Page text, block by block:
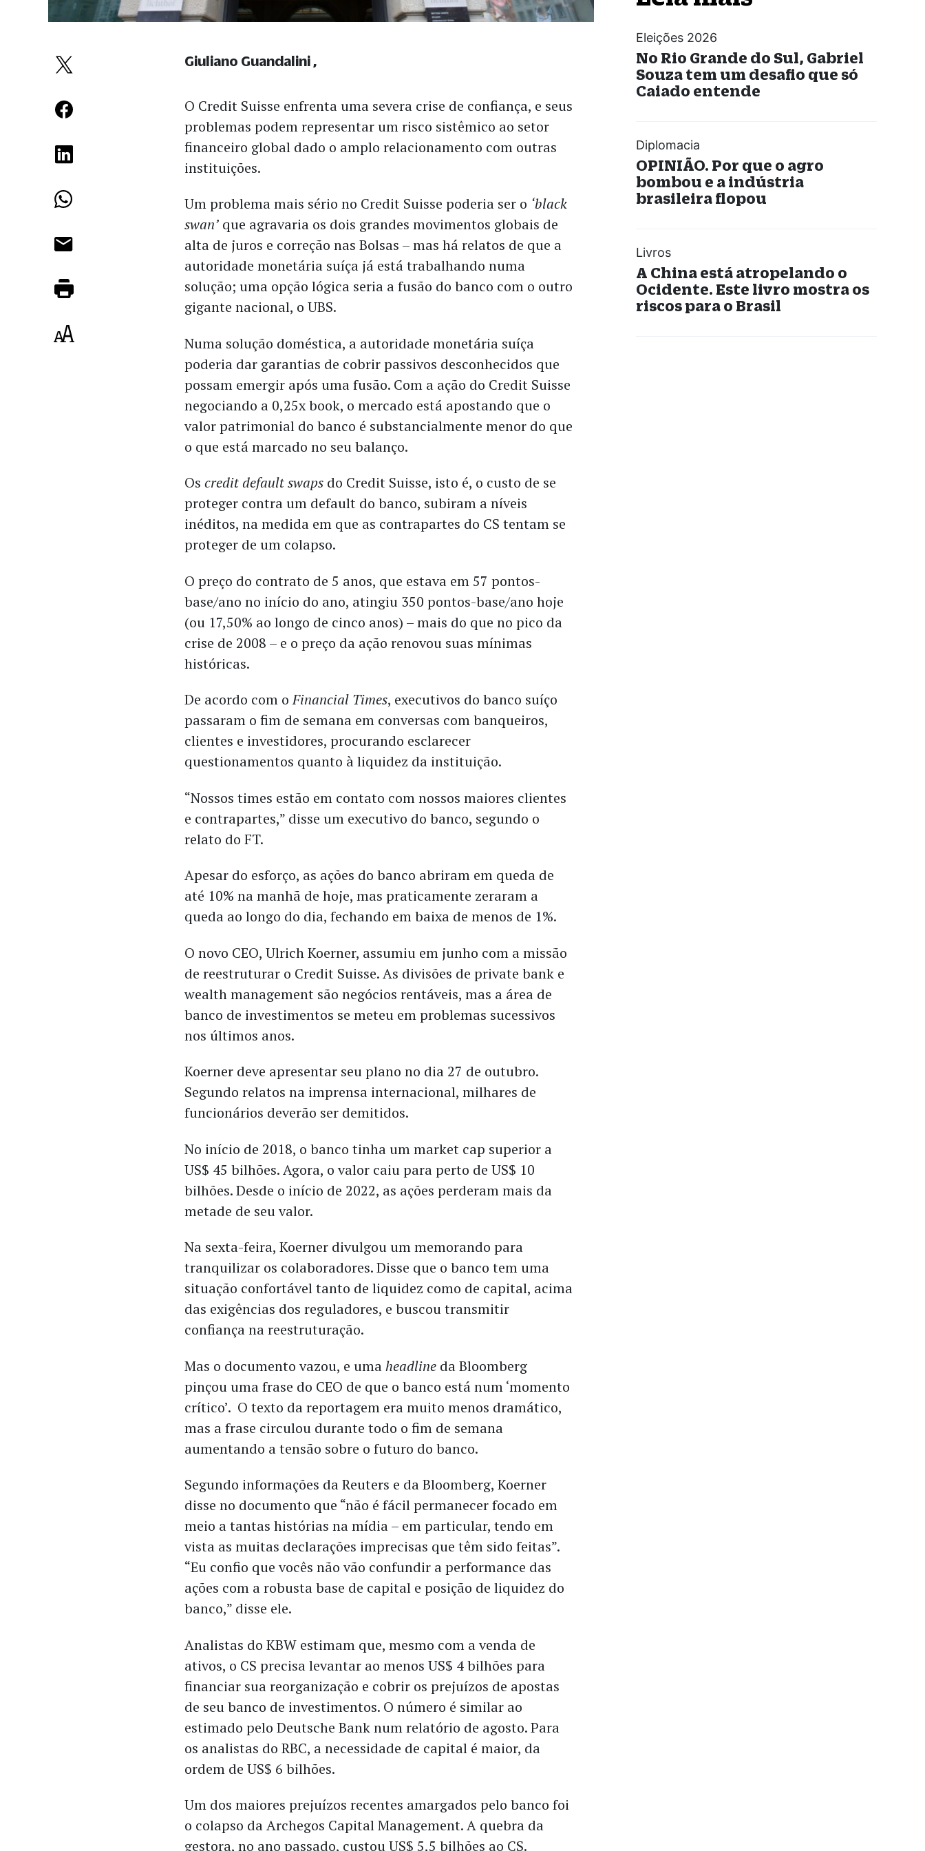
O Credit Suisse enfrenta uma severa crise de confiança, e seus
problemas podem representar um risco sistêmico ao setor
financeiro global dado o amplo relacionamento com outras
instituições.
Um problema mais sério no Credit Suisse poderia ser o ‘black
swan’ que agravaria os dois grandes movimentos globais de
alta de juros e correção nas Bolsas – mas há relatos de que a
autoridade monetária suíça já está trabalhando numa
solução; uma opção lógica seria a fusão do banco com o outro
gigante nacional, o UBS.
Numa solução doméstica, a autoridade monetária suíça
poderia dar garantias de cobrir passivos desconhecidos que
possam emergir após uma fusão. Com a ação do Credit Suisse
negociando a 0,25x book, o mercado está apostando que o
valor patrimonial do banco é substancialmente menor do que
o que está marcado no seu balanço.
Oscredit default swaps do Credit Suisse, isto é, o custo de se
proteger contra um default do banco, subiram a níveis
inéditos, na medida em que as contrapartes do CS tentam se
proteger de um colapso.
O preço do contrato de 5 anos, que estava em 57 pontos-
base/ano no início do ano, atingiu 350 pontos-base/ano hoje
(ou 17,50% ao longo de cinco anos) – mais do que no pico da
crise de 2008 – e o preço da ação renovou suas mínimas
históricas.
De acordo com oFinancial Times, executivos do banco suíço
passaram o fim de semana em conversas com banqueiros,
clientes e investidores, procurando esclarecer
questionamentos quanto à liquidez da instituição.
“Nossos times estão em contato com nossos maiores clientes
e contrapartes,” disse um executivo do banco, segundo o
relato do FT.
Apesar do esforço, as ações do banco abriram em queda de
até 10% na manhã de hoje, mas praticamente zeraram a
queda ao longo do dia, fechando em baixa de menos de 1%.
O novo CEO, Ulrich Koerner, assumiu em junho com a missão
de reestruturar o Credit Suisse. As divisões de private bank e
wealth management são negócios rentáveis, mas a área de
banco de investimentos se meteu em problemas sucessivos
nos últimos anos.
Koerner deve apresentar seu plano no dia 27 de outubro.
Segundo relatos na imprensa internacional, milhares de
funcionários deverão ser demitidos.
No início de 2018, o banco tinha um market cap superior a
US$ 45 bilhões. Agora, o valor caiu para perto de US$ 10
bilhões. Desde o início de 2022, as ações perderam mais da
metade de seu valor.
Na sexta-feira, Koerner divulgou um memorando para
tranquilizar os colaboradores. Disse que o banco tem uma
situação confortável tanto de liquidez como de capital, acima
das exigências dos reguladores, e buscou transmitir
confiança na reestruturação.
Mas o documento vazou, e umaheadline da Bloomberg
pinçou uma frase do CEO de que o banco está num ‘momento
crítico’. O texto da reportagem era muito menos dramático,
mas a frase circulou durante todo o fim de semana
aumentando a tensão sobre o futuro do banco.
Segundo informações da Reuters e da Bloomberg, Koerner
disse no documento que “não é fácil permanecer focado em
meio a tantas histórias na mídia – em particular, tendo em
vista as muitas declarações imprecisas que têm sido feitas”.
“Eu confio que vocês não vão confundir a performance das
ações com a robusta base de capital e posição de liquidez do
banco,” disse ele.
Analistas do KBW estimam que, mesmo com a venda de
ativos, o CS precisa levantar ao menos US$ 4 bilhões para
financiar sua reorganização e cobrir os prejuízos de apostas
de seu banco de investimentos. O número é similar ao
estimado pelo Deutsche Bank num relatório de agosto. Para
os analistas do RBC, a necessidade de capital é maior, da
ordem de US$ 6 bilhões.
Um dos maiores prejuízos recentes amargados pelo banco foi
o colapso da Archegos Capital Management. A quebra da
gestora, no ano passado, custou US$ 5,5 bilhões ao CS.
Giuliano Guandalini
Eleições 2026
No Rio Grande do Sul, Gabriel
Souza tem um desafio que só
Caiado entende
Diplomacia
OPINIÃO. Por que o agro
bombou e a indústria
brasileira flopou
Livros
A China está atropelando o
Ocidente. Este livro mostra os
riscos para o Brasil